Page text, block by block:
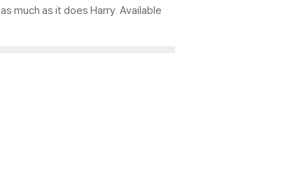
much as it does Harry. Available